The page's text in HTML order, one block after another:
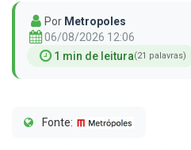
Por Metropoles
06/08/2026 12:06
1 min de leitura(21 palavras)
Fonte: